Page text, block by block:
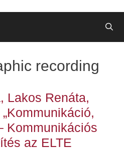
recording
Lakos Renáta,
Kommunikációs
az ELTE